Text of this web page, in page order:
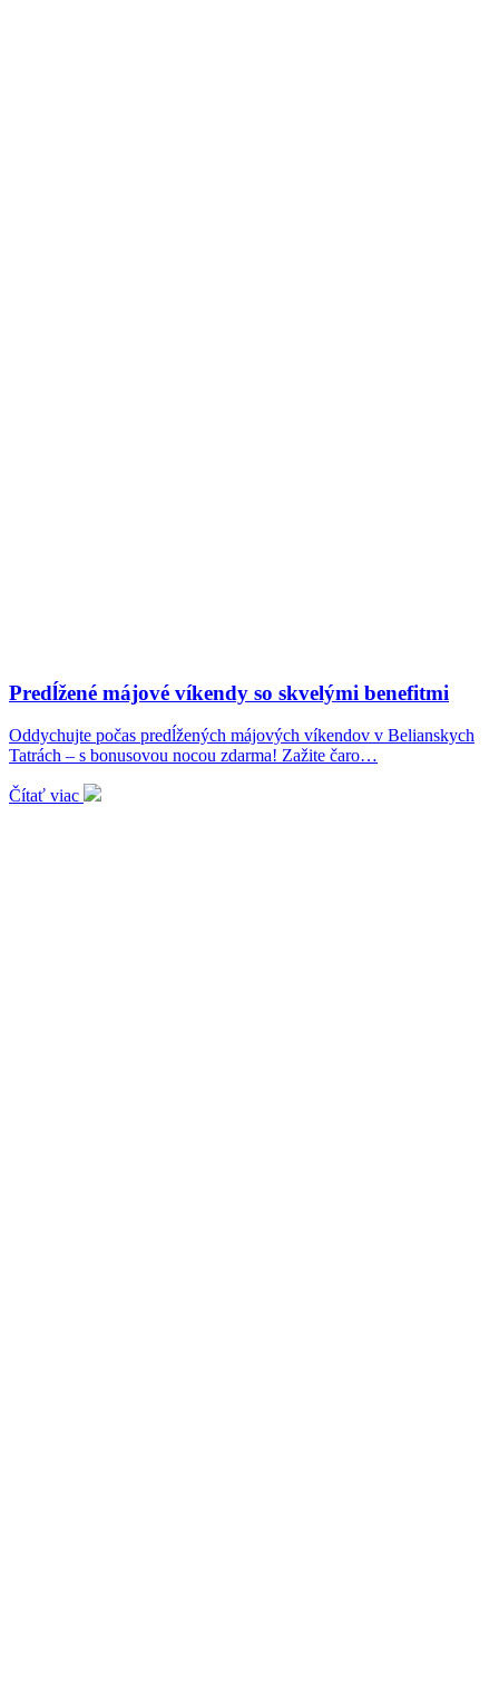
Predĺžené májové víkendy so skvelými benefitmi
Oddychujte počas predĺžených májových víkendov v Belianskych
Tatrách – s bonusovou nocou zdarma! Zažite čaro…
Čítať viac